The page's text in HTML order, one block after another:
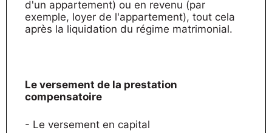
d'un appartement) ou en revenu (par
exemple, loyer de l'appartement), tout cela
après la liquidation du régime matrimonial.
Le versement de la prestation
compensatoire
- Le versement en capital